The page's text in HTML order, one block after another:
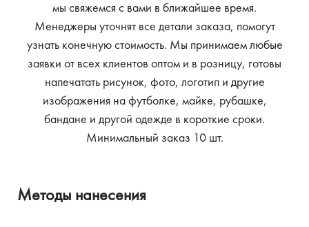
мы свяжемся с вами в ближайшее время.
Менеджеры уточнят все детали заказа, помогут
узнать конечную стоимость. Мы принимаем любые
заявки от всех клиентов оптом и в розницу, готовы
напечатать рисунок, фото, логотип и другие
изображения на футболке, майке, рубашке,
бандане и другой одежде в короткие сроки.
Минимальный заказ 10 шт.
Методы нанесения